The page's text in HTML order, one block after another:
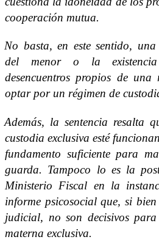
cooperación mutua.
No basta, en este sentido,
del menor o la
desencuentros propios de
optar por un régimen de
Además, la sentencia resalta
custodia exclusiva esté
fundamento suficiente para
guarda. Tampoco lo es la
Ministerio Fiscal en la
informe psicosocial que, si
judicial, no son decisivos
materna exclusiva.